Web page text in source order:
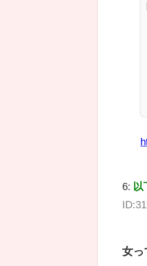
6: 以
女っ